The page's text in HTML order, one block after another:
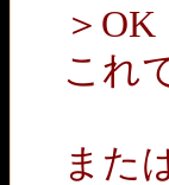
＞OK
これ
また